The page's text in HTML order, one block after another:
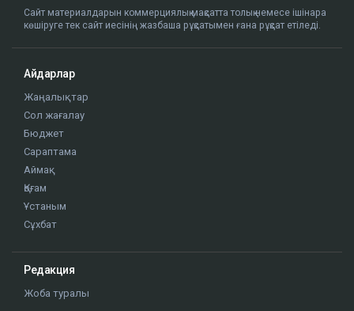
Сайт материалдарын коммерциялық мақсатта толық немесе ішінара
көшіруге тек сайт иесінің жазбаша рұқсатымен ғана рұқсат етіледі.
Айдарлар
Жаңалықтар
Сол жағалау
Бюджет
Сараптама
Аймақ
Қоғам
Ұстаным
Сұхбат
Редакция
Жоба туралы